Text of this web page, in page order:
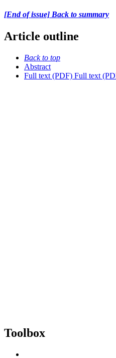
[End of issue] Back to summary
Article outline
Back to top
Abstract
Full text (PDF) Full text
Toolbox